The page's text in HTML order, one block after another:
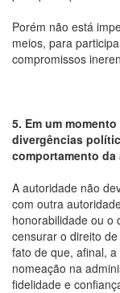
Porém não está
meios, para
compromissos
5. Em um
divergências
comportamento
A autoridade não
com outra
honorabilidade ou o
censurar o direito
fato de que, afinal,
nomeação na
fidelidade e